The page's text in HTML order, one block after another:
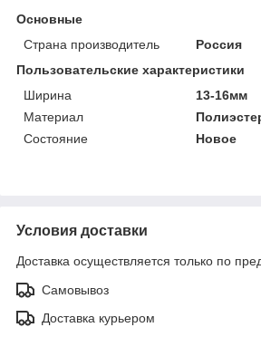
Основные
Страна производитель
Россия
Пользовательские характеристики
Ширина
13-16мм
Материал
Состояние
Новое
Условия доставки
Доставка осуществляется только по
Самовывоз
Доставка курьером